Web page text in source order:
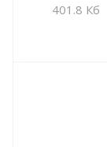
401.8 Кб